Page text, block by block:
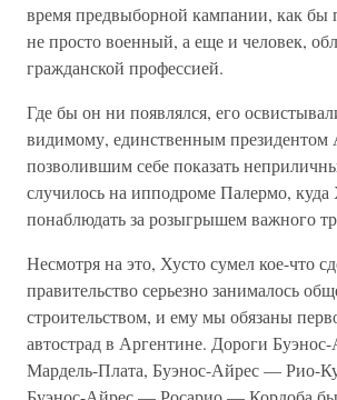
время предвыборной кампании, как бы
не просто военный, а еще и человек,
гражданской профессией.
Где бы он ни появлялся, его
видимому, единственным президентом
позволившим себе показать
случилось на ипподроме Палермо, куда
понаблюдать за розыгрышем важного
Несмотря на это, Хусто сумел кое-что
правительство серьезно занималось
строительством, и ему мы обязаны
автострад в Аргентине. Дороги
Мардель-Плата, Буэнос-Айрес — Рио-